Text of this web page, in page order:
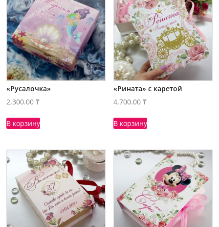
«Русалочка»
2,300.00₸
В корзину
«Рината» с каретой
4,700.00₸
В корзину